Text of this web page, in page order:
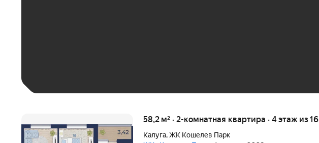
58,2 м² · 2-комнатная квартира · 4 этаж из 16
Калуга,ЖК Кошелев Парк